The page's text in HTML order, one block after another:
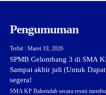
Pengumuman
Terbit : Maret 19, 2026
SPMB Gelombang 3 di SMA
Sampai akhir juli (Untuk
segera!
SMA KP Baleendah secara resmi